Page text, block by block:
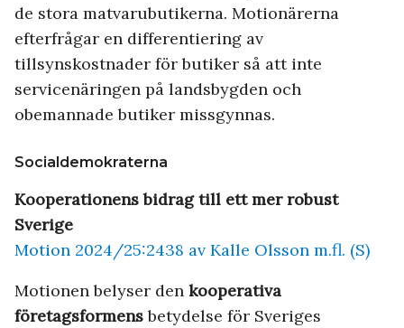
de stora matvarubutikerna. Motionärerna
efterfrågar en differentiering av
tillsynskostnader för butiker så att inte
servicenäringen på landsbygden och
obemannade butiker missgynnas.
Socialdemokraterna
Kooperationens bidrag till ett mer robust
Sverige
Motion 2024/25:2438 av Kalle Olsson m.fl. (S)
Motionen belyser den kooperativa
företagsformensbetydelse för Sveriges